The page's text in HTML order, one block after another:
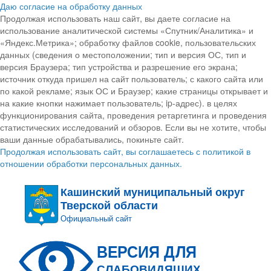
Даю согласие на обработку данных
Продолжая использовать наш сайт, вы даете согласие на
использование аналитической системы «Спутник/Аналитика» и
«Яндекс.Метрика»; обработку файлов cookie, пользовательских
данных (сведения о местоположении; тип и версия ОС, тип и
версия Браузера; тип устройства и разрешение его экрана;
источник откуда пришел на сайт пользователь; с какого сайта или
по какой рекламе; язык ОС и Браузер; какие страницы открывает и
на какие кнопки нажимает пользователь; ip-адрес). в целях
функционирования сайта, проведения ретаргетинга и проведения
статистических исследований и обзоров. Если вы не хотите, чтобы
ваши данные обрабатывались, покиньте сайт.
Продолжая использовать сайт, вы соглашаетесь с политикой в
отношении обработки персональных данных.